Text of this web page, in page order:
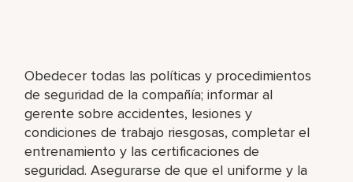
Obedecer todas las políticas y procedimientos
de seguridad de la compañía; informar al
gerente sobre accidentes, lesiones y
condiciones de trabajo riesgosas, completar el
entrenamiento y las certificaciones de
seguridad. Asegurarse de que el uniforme y la